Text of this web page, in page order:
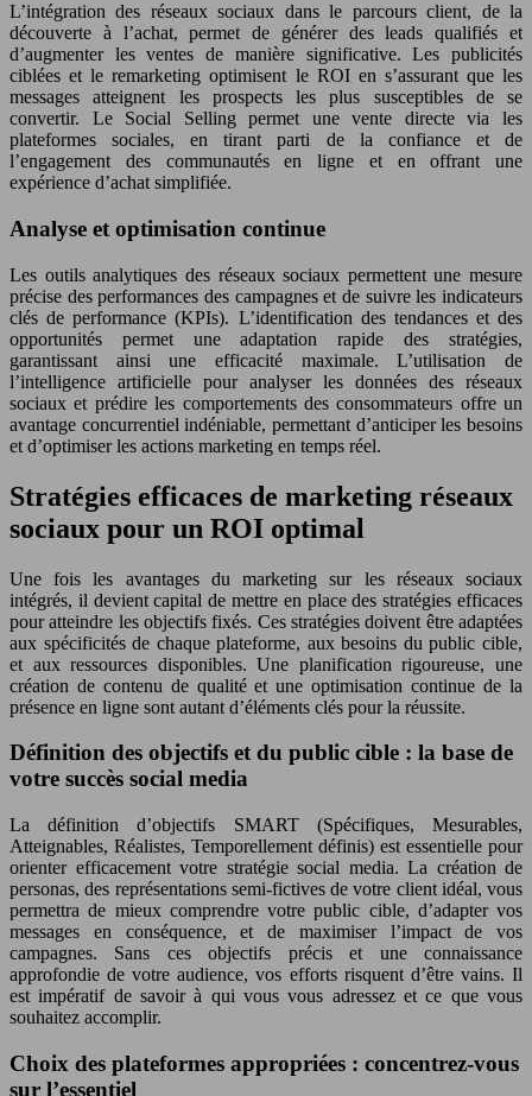
L’intégration des réseaux sociaux dans le parcours client, de la
découverte à l’achat, permet de générer des leads qualifiés et
d’augmenter les ventes de manière significative. Les publicités
ciblées et le remarketing optimisent le ROI en s’assurant que les
messages atteignent les prospects les plus susceptibles de se
convertir. Le Social Selling permet une vente directe via les
plateformes sociales, en tirant parti de la confiance et de
l’engagement des communautés en ligne et en offrant une
expérience d’achat simplifiée.
Analyse et optimisation continue
Les outils analytiques des réseaux sociaux permettent une mesure
précise des performances des campagnes et de suivre les indicateurs
clés de performance (KPIs). L’identification des tendances et des
opportunités permet une adaptation rapide des stratégies,
garantissant ainsi une efficacité maximale. L’utilisation de
l’intelligence artificielle pour analyser les données des réseaux
sociaux et prédire les comportements des consommateurs offre un
avantage concurrentiel indéniable, permettant d’anticiper les besoins
et d’optimiser les actions marketing en temps réel.
Stratégies efficaces de marketing réseaux
sociaux pour un ROI optimal
Une fois les avantages du marketing sur les réseaux sociaux
intégrés, il devient capital de mettre en place des stratégies efficaces
pour atteindre les objectifs fixés. Ces stratégies doivent être adaptées
aux spécificités de chaque plateforme, aux besoins du public cible,
et aux ressources disponibles. Une planification rigoureuse, une
création de contenu de qualité et une optimisation continue de la
présence en ligne sont autant d’éléments clés pour la réussite.
Définition des objectifs et du public cible : la base de
votre succès social media
La définition d’objectifs SMART (Spécifiques, Mesurables,
Atteignables, Réalistes, Temporellement définis) est essentielle pour
orienter efficacement votre stratégie social media. La création de
personas, des représentations semi-fictives de votre client idéal, vous
permettra de mieux comprendre votre public cible, d’adapter vos
messages en conséquence, et de maximiser l’impact de vos
campagnes. Sans ces objectifs précis et une connaissance
approfondie de votre audience, vos efforts risquent d’être vains. Il
est impératif de savoir à qui vous vous adressez et ce que vous
souhaitez accomplir.
Choix des plateformes appropriées : concentrez-vous
sur l’essentiel